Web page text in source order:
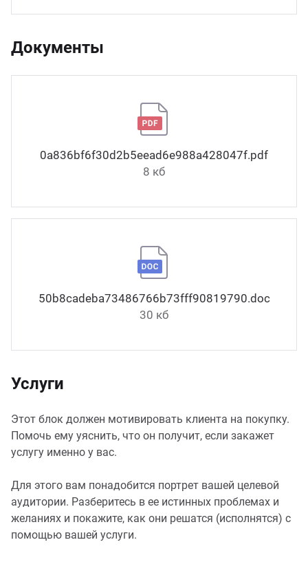
Документы
0a836bf6f30d2b5eead6e988a428047f.pdf
8 кб
50b8cadeba73486766b73fff90819790.docx
30 кб
Услуги
Этот блок должен мотивировать клиента на покупку.
Помочь ему уяснить, что он получит, если закажет
услугу именно у вас.
Для этого вам понадобится портрет вашей целевой
аудитории. Разберитесь в ее истинных проблемах и
желаниях и покажите, как они решатся (исполнятся) с
помощью вашей услуги.